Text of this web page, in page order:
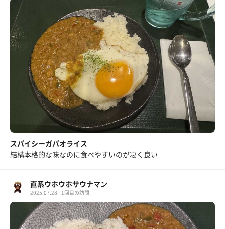
スパイシーガパオライス
結構本格的な味なのに食べやすいのが凄く良い
直系ウホウホサウナマン
2025.07.28 1回目の訪問